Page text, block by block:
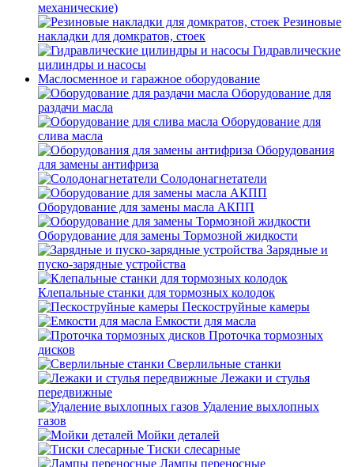
механические)
Резиновые
накладки для домкратов, стоек
Гидравлические
цилиндры и насосы
Маслосменное и гаражное оборудование
Оборудование для
раздачи масла
Оборудование для
слива масла
Оборудования
для замены антифриза
Солодонагнетатели
Оборудование для замены масла АКПП
Оборудование для замены Тормозной жидкости
Зарядные и
пуско-зарядные устройства
Клепальные станки для тормозных колодок
Пескоструйные камеры
Емкости для масла
Проточка тормозных
дисков
Сверлильные станки
Лежаки и стулья
передвижные
Удаление выхлопных
газов
Мойки деталей
Тиски слесарные
Лампы переносные